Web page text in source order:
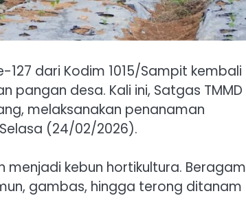
127 dari Kodim 1015/Sampit kembali
pangan desa. Kali ini, Satgas TMMD
melaksanakan penanaman
(24/02/2026).
menjadi kebun hortikultura. Beragam
gambas, hingga terong ditanam